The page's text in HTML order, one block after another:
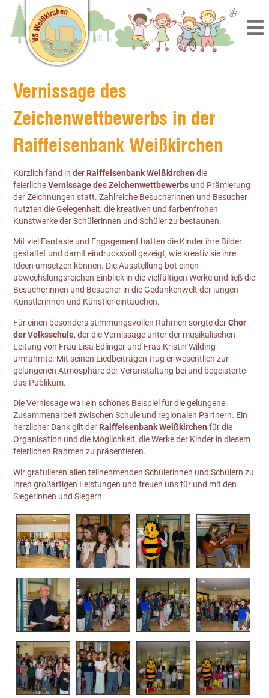
Vernissage des
Zeichenwettbewerbs in der
Raiffeisenbank Weißkirchen
Kürzlich fand in der Raiffeisenbank Weißkirchen die
feierliche Vernissage des Zeichenwettbewerbs und Prämierung
der Zeichnungen statt. Zahlreiche Besucherinnen und Besucher
nutzten die Gelegenheit, die kreativen und farbenfrohen
Kunstwerke der Schülerinnen und Schüler zu bestaunen.
Mit viel Fantasie und Engagement hatten die Kinder ihre Bilder
gestaltet und damit eindrucksvoll gezeigt, wie kreativ sie ihre
Ideen umsetzen können. Die Ausstellung bot einen
abwechslungsreichen Einblick in die vielfältigen Werke und ließ die
Besucherinnen und Besucher in die Gedankenwelt der jungen
Künstlerinnen und Künstler eintauchen.
Für einen besonders stimmungsvollen Rahmen sorgte derChor
der Volksschule, der die Vernissage unter der musikalischen
Leitung von Frau Lisa Edlinger und Frau Kristin Wilding
umrahmte. Mit seinen Liedbeiträgen trug er wesentlich zur
gelungenen Atmosphäre der Veranstaltung bei und begeisterte
das Publikum.
Die Vernissage war ein schönes Beispiel für die gelungene
Zusammenarbeit zwischen Schule und regionalen Partnern. Ein
herzlicher Dank gilt der Raiffeisenbank Weißkirchen für die
Organisation und die Möglichkeit, die Werke der Kinder in diesem
feierlichen Rahmen zu präsentieren.
Wir gratulieren allen teilnehmenden Schülerinnen und Schülern zu
ihren großartigen Leistungen und freuen uns für und mit den
Siegerinnen und Siegern.